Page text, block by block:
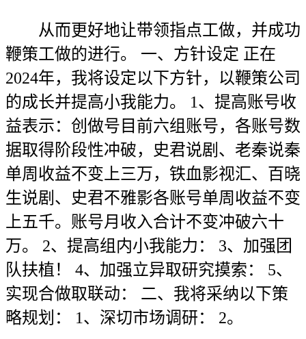
从而更好地让带领指点工做，并成功
鞭策工做的进行。 一、方针设定 正在
2024年，我将设定以下方针，以鞭策公司
的成长并提高小我能力。 1、提高账号收
益表示：创做号目前六组账号，各账号数
据取得阶段性冲破，史君说剧、老秦说秦
单周收益不变上三万，铁血影视汇、百晓
生说剧、史君不雅影各账号单周收益不变
上五千。账号月收入合计不变冲破六十
万。 2、提高组内小我能力： 3、加强团
队扶植！ 4、加强立异取研究摸索： 5、
实现合做取联动： 二、我将采纳以下策
略规划： 1、深切市场调研： 2。